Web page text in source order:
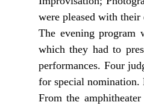
were pleased with their
The evening program
which they had to
performances. Four
for special nomination.
From the